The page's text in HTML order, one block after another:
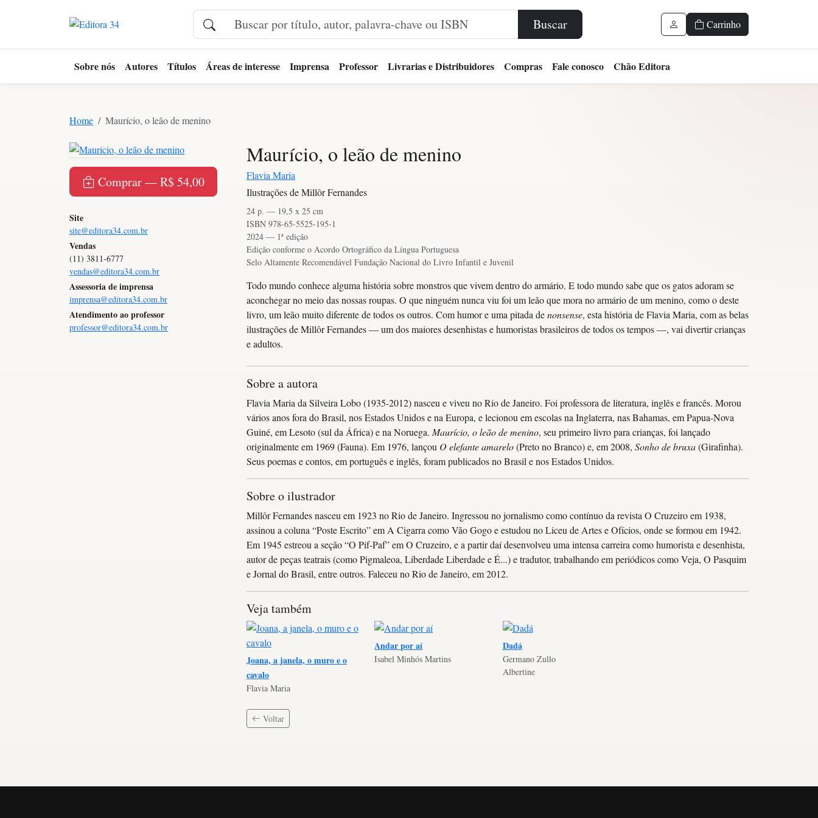
Buscar Carrinho
Sobre nós Autores Títulos Áreas de interesse Imprensa Professor Livrarias e Distribuidores Compras Fale conosco Chão Editora
Home Maurício, o leão de menino
Comprar — R$ 54,00
Site
site@editora34.com.br
Vendas
(11) 3811-6777
vendas@editora34.com.br
Assessoria de imprensa
imprensa@editora34.com.br
Atendimento ao professor
professor@editora34.com.br
Maurício, o leão de menino
Flavia Maria
Ilustrações de Millôr Fernandes
24 p. — 19,5 x 25 cm
ISBN 978-65-5525-195-1
2024 — 1ª edição
Edição conforme o Acordo Ortográfico da Língua Portuguesa
Selo Altamente Recomendável Fundação Nacional do Livro Infantil e Juvenil
Todo mundo conhece alguma história sobre monstros que vivem dentro do armário. E todo mundo sabe que os gatos adoram se
aconchegar no meio das nossas roupas. O que ninguém nunca viu foi um leão que mora no armário de um menino, como o deste
livro, um leão muito diferente de todos os outros. Com humor e uma pitada denonsense, esta história de Flavia Maria, com as belas
ilustrações de Millôr Fernandes — um dos maiores desenhistas e humoristas brasileiros de todos os tempos —, vai divertir crianças
e adultos.
Sobre a autora
Flavia Maria da Silveira Lobo (1935-2012) nasceu e viveu no Rio de Janeiro. Foi professora de literatura, inglês e francês. Morou
vários anos fora do Brasil, nos Estados Unidos e na Europa, e lecionou em escolas na Inglaterra, nas Bahamas, em Papua-Nova
Guiné, em Lesoto (sul da África) e na Noruega. Maurício, o leão de menino, seu primeiro livro para crianças, foi lançado
originalmente em 1969 (Fauna). Em 1976, lançou O elefante amarelo(Preto no Branco) e, em 2008, Sonho de bruxa(Girafinha).
Seus poemas e contos, em português e inglês, foram publicados no Brasil e nos Estados Unidos.
Sobre o ilustrador
Millôr Fernandes nasceu em 1923 no Rio de Janeiro. Ingressou no jornalismo como contínuo da revista O Cruzeiro em 1938,
assinou a coluna “Poste Escrito” em A Cigarra como Vão Gogo e estudou no Liceu de Artes e Ofícios, onde se formou em 1942.
Em 1945 estreou a seção “O Pif-Paf” em O Cruzeiro, e a partir daí desenvolveu uma intensa carreira como humorista e desenhista,
autor de peças teatrais (como Pigmaleoa, Liberdade Liberdade e É...) e tradutor, trabalhando em periódicos como Veja, O Pasquim
e Jornal do Brasil, entre outros. Faleceu no Rio de Janeiro, em 2012.
Veja também
Joana, a janela, o muro e o
cavalo
Flavia Maria
Andar por aí
Isabel Minhós Martins
Dadá
Germano Zullo
Albertine
Voltar